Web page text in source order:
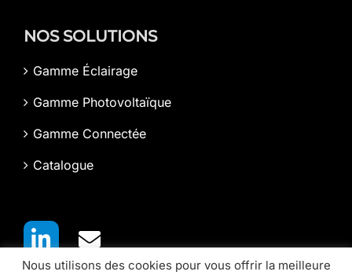
NOS SOLUTIONS
Gamme Éclairage
Gamme Photovoltaïque
Gamme Connectée
Catalogue
Nous utilisons des cookies pour vous offrir la meilleure